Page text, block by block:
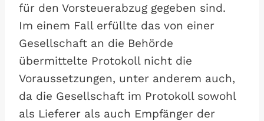
für den Vorsteuerabzug gegeben sind.
Im einem Fall erfüllte das von einer
Gesellschaft an die Behörde
übermittelte Protokoll nicht die
Voraussetzungen, unter anderem auch,
da die Gesellschaft im Protokoll sowohl
als Lieferer als auch Empfänger der